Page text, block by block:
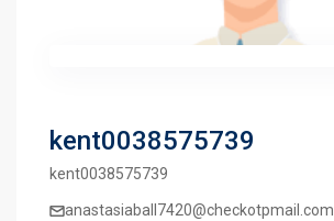
kent0038575739
kent0038575739
anastasiaball7420@checkotpmail.com